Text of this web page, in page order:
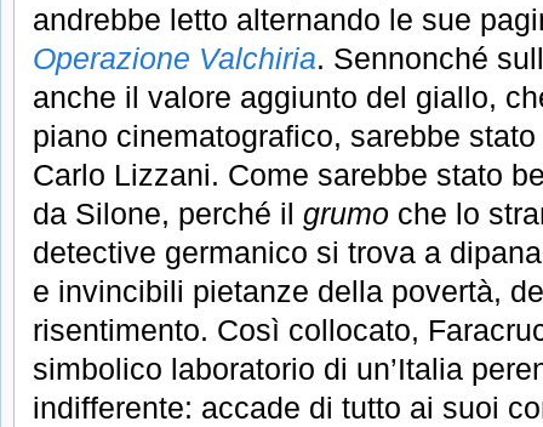
andrebbe letto alternando le sue
Operazione Valchiria. Sennonché
anche il valore aggiunto del giallo,
piano cinematografico, sarebbe
Carlo Lizzani. Come sarebbe stato
da Silone, perché il grumo che lo
detective germanico si trova a
e invincibili pietanze della povertà,
risentimento. Così collocato,
simbolico laboratorio di un’Italia
indifferente: accade di tutto ai suoi